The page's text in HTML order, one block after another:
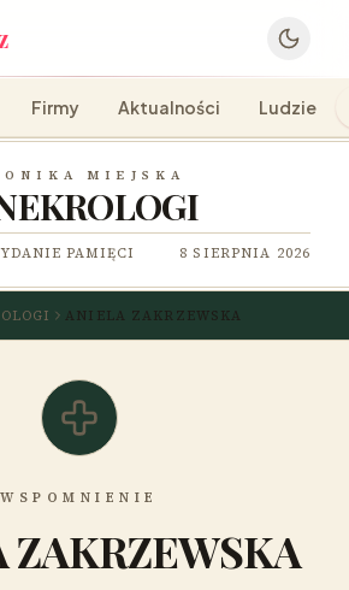
Firmy Aktualności Ludzie
MIEJSKA
PAMIĘCI 8 SIERPNIA 2026
ANIELA ZAKRZEWSKA
WSPOMNIENIE
ZAKRZEWSKA